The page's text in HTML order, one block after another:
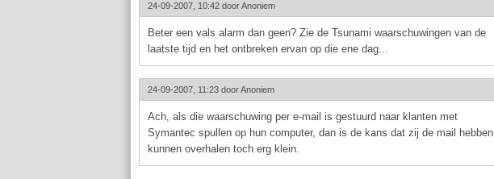
24-09-2007, 10:42 doorAnoniem
Beter een vals alarm dan geen? Zie de Tsunami waarschuwingen van de
laatste tijd en het ontbreken ervan op die ene dag...
24-09-2007, 11:23 doorAnoniem
Ach, als die waarschuwing per e-mail is gestuurd naar klanten met
Symantec spullen op hun computer, dan is de kans dat zij de mail hebben
kunnen overhalen toch erg klein.